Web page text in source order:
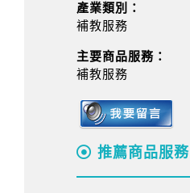
產業類別：
補教服務
主要商品服務：
補教服務
推薦商品服務